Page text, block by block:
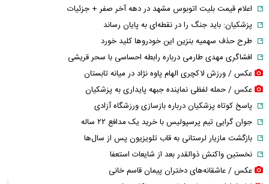
اعلام قیمت بلیت اتوبوس مشهد در دهه آخر صفر + جزئیات
پزشکیان: باید جنگ را در نقطه‌ای به پایان رساند
طرح حذف سهمیه بنزین این خودرو‌ها کلید خورد
افشاگری مهدی طارمی درباره رابطه احساسی با سحر قریشی
عکس / ورزش لاکچری الهام پاوه نژاد در میانه تابستان
عکس / حمله لفظی نماینده جبهه پایداری به پزشکیان
پاسخ کوتاه پزشکیان درباره بازسازی ورزشگاه آزادی
جوان گرایی تیم پرسپولیس با خرید یک مدافع ۲۲ ساله
بازگشت مازیار لرستانی به قاب تلویزیون پس از سال‌ها
نخستین واکنش ذوالقدر بعد از شایعات استعفا
عکس / عاشقانه‌های دختران پیمان قاسم خانی